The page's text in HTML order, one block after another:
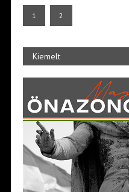
1 2
Kiemelt